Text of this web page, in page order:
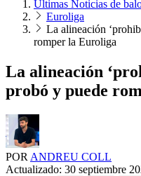
Últimas Noticias de
Euroliga
La alineación
romper la Euroliga
La alineación
probó y puede
POR ANDREU COLL
Actualizado: 30 septiembre